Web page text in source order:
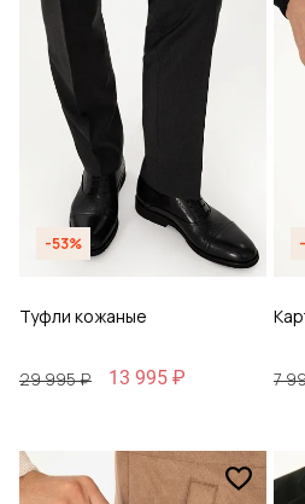
-53%
Туфли кожаные
29 995 ₽ 13 995 ₽ 7